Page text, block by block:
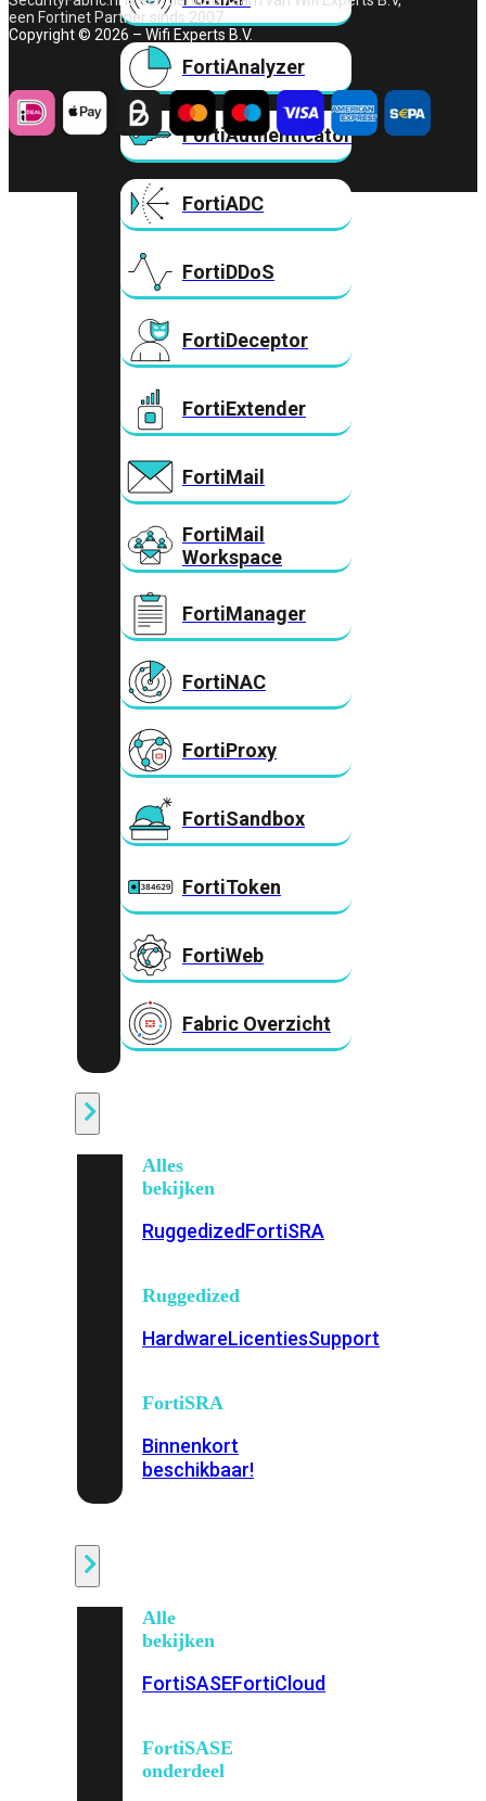
FortiAnalyzer
FortiAuthenticator
FortiADC
FortiDDoS
FortiDeceptor
FortiExtender
FortiMail
FortiMail
Workspace
FortiManager
FortiNAC
FortiProxy
FortiSandbox
FortiToken
FortiWeb
Fabric Overzicht
Alles
bekijken
RuggedizedFortiSRA
Ruggedized
HardwareLicentiesSupport
FortiSRA
Binnenkort
beschikbaar!
Alle
bekijken
FortiSASEFortiCloud
FortiSASE
onderdeel
een Fortinet Partner sinds 2007.
Copyright © 2026 – Wifi Experts B.V.